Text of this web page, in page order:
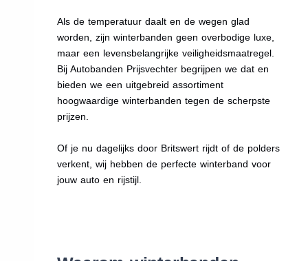
Als de temperatuur daalt en de wegen glad
worden, zijn winterbanden geen overbodige luxe,
maar een levensbelangrijke veiligheidsmaatregel.
Bij Autobanden Prijsvechter begrijpen we dat en
bieden we een uitgebreid assortiment
hoogwaardige winterbanden tegen de scherpste
prijzen.
Of je nu dagelijks door Britswert rijdt of de polders
verkent, wij hebben de perfecte winterband voor
jouw auto en rijstijl.